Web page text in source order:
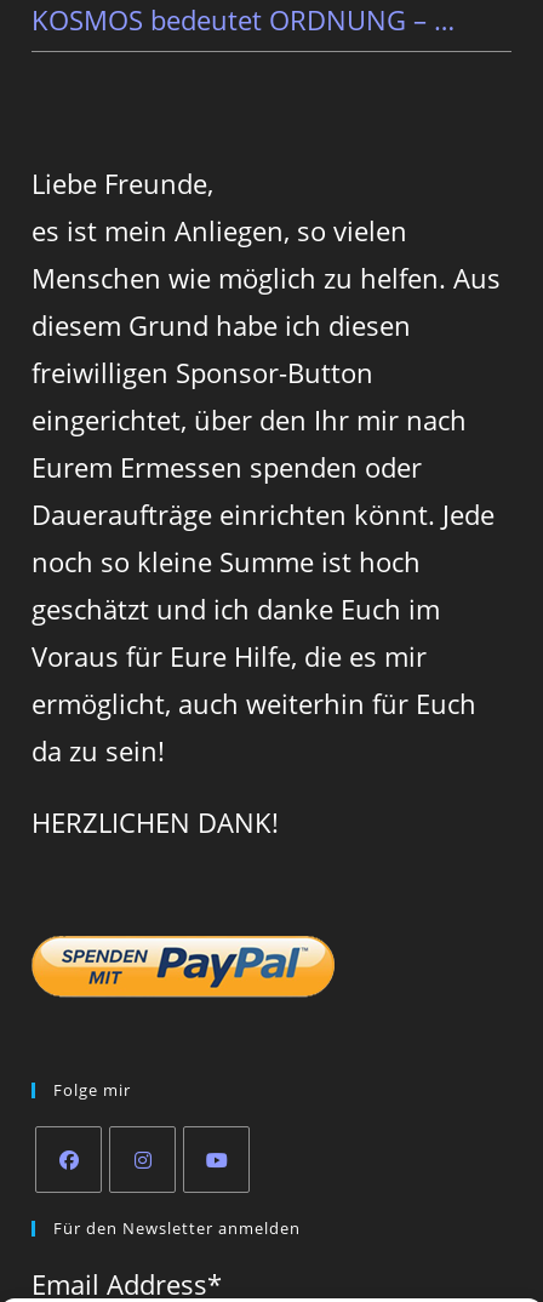
KOSMOS bedeutet ORDNUNG – …
Liebe Freunde,
es ist mein Anliegen, so vielen
Menschen wie möglich zu helfen. Aus
diesem Grund habe ich diesen
freiwilligen Sponsor-Button
eingerichtet, über den Ihr mir nach
Eurem Ermessen spenden oder
Daueraufträge einrichten könnt. Jede
noch so kleine Summe ist hoch
geschätzt und ich danke Euch im
Voraus für Eure Hilfe, die es mir
ermöglicht, auch weiterhin für Euch
da zu sein!
HERZLICHEN DANK!
Folge mir
in
in
in
Für den Newsletter anmelden
Email Address*